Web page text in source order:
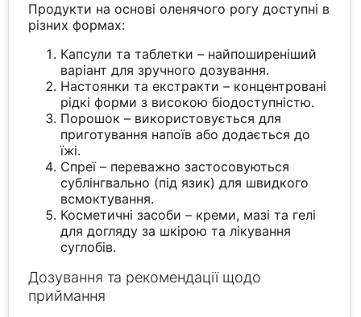
Продукти на основі оленячого рогу доступні в
різних формах:
Капсули та таблетки – найпоширеніший
варіант для зручного дозування.
Настоянки та екстракти – концентровані
рідкі форми з високою біодоступністю.
Порошок – використовується для
приготування напоїв або додається до
їжі.
Спреї – переважно застосовуються
сублінгвально (під язик) для швидкого
всмоктування.
Косметичні засоби – креми, мазі та гелі
для догляду за шкірою та лікування
суглобів.
Дозування та рекомендації щодо
приймання